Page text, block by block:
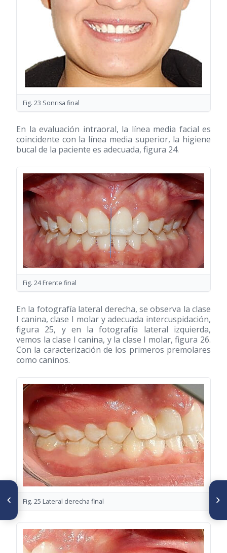
Fig. 23 Sonrisa final
En la evaluación intraoral, la línea media facial es
coincidente con la línea media superior, la higiene
bucal de la paciente es adecuada, figura 24.
Fig. 24 Frente final
En la fotografía lateral derecha, se observa la clase
I canina, clase I molar y adecuada intercuspidación,
figura 25, y en la fotografía lateral izquierda,
vemos la clase I canina, y la clase I molar, figura 26.
Con la caracterización de los primeros premolares
como caninos.
Fig. 25 Lateral derecha final
Verticalización de molares
mediante Cantilever de TMA,
la corrección de apiñamiento
superior